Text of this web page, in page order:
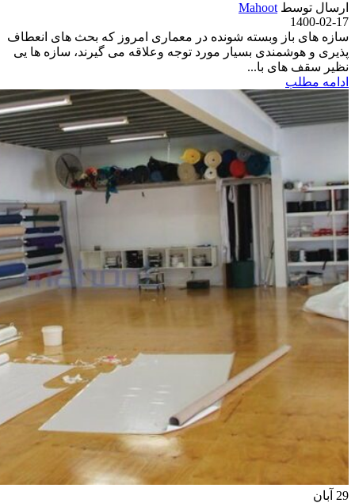
ارسال توسط Mahoot
1400-02-17
سازه های باز وبسته شونده در معماری امروز که بحث های انعطاف
پذیری و هوشمندی بسیار مورد توجه وعلاقه می گیرند، سازه ها یی
نظیر سقف های با...
ادامه مطلب
29 آبان